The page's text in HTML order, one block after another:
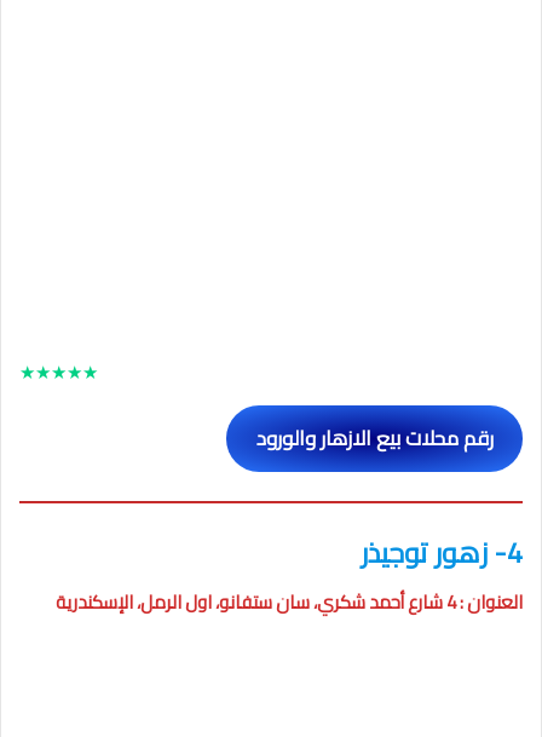
★
★
★
★
★
رقم محلات بيع الازهار والورود
4- زهور توجيذر
العنوان : 4 شارع أحمد شكري، سان ستفانو، اول الرمل، الإسكندرية